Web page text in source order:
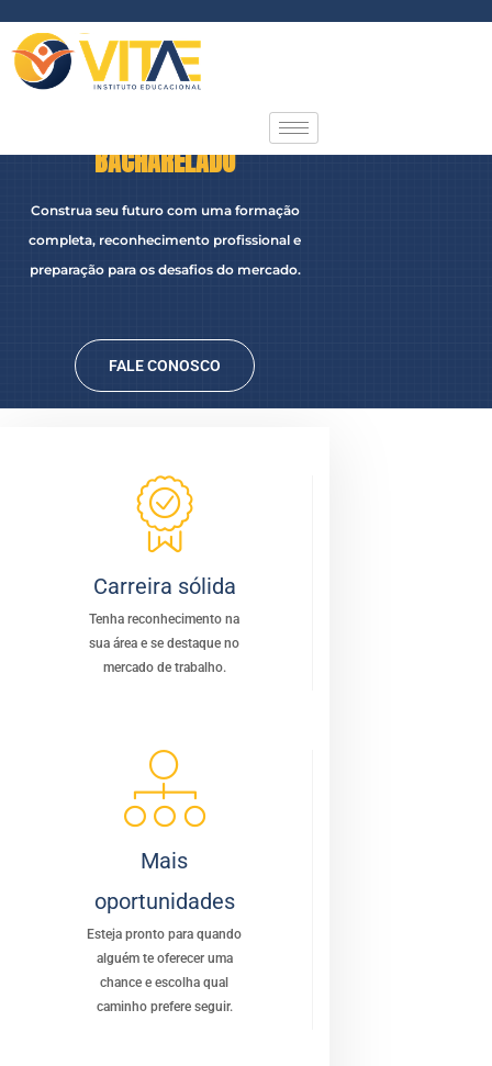
para
BACHARELADO
Construa seu futuro com uma formação
completa, reconhecimento profissional e
preparação para os desafios do mercado.
FALE CONOSCO
Carreira sólida
Tenha reconhecimento na
sua área e se destaque no
mercado de trabalho.
Mais
oportunidades
Esteja pronto para quando
alguém te oferecer uma
chance e escolha qual
caminho prefere seguir.